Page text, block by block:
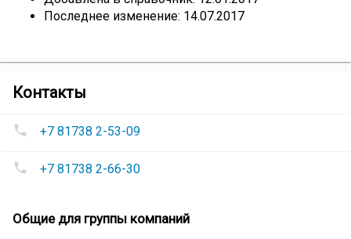
Последнее изменение: 14.07.2017
Контакты
«Здоровье»
Номера
телефонов
«Здоровье»:
+7 81738 2-53-09
+7 81738 2-66-30
Общие для группы компанийСеть